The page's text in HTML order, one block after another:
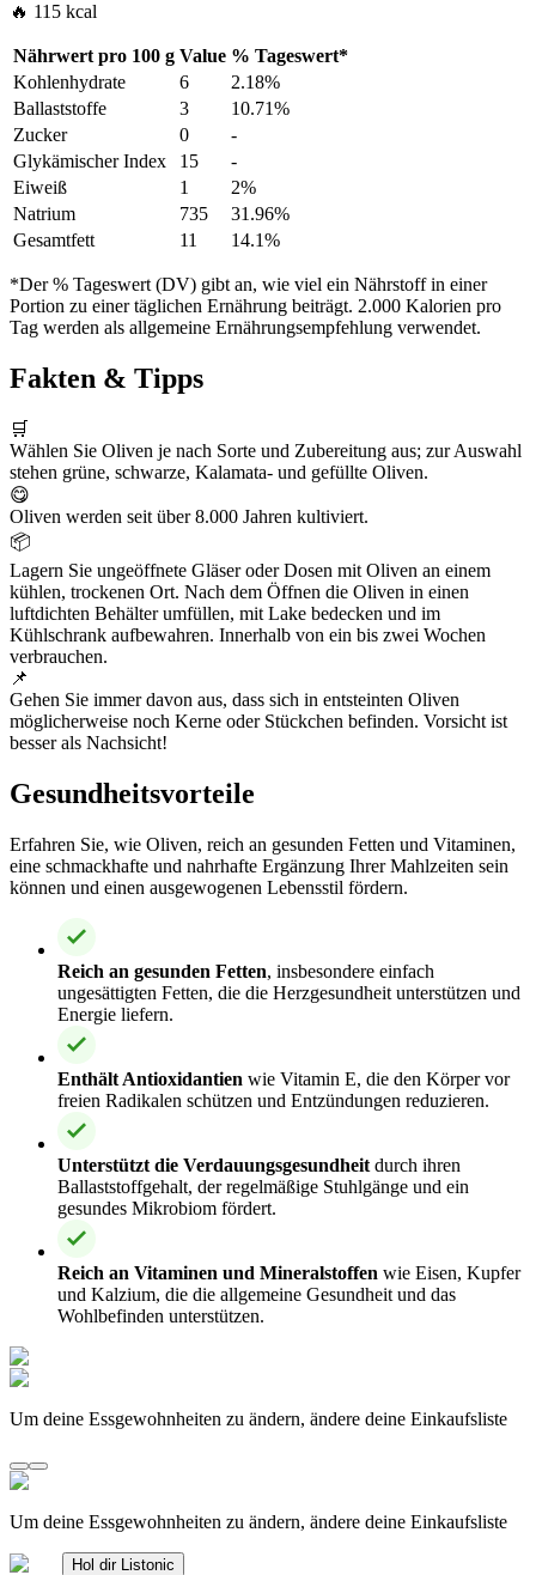
🔥 115 kcal
Nährwert pro 100 g Value % Tageswert*
Kohlenhydrate
6
2.18%
Ballaststoffe
3
10.71%
Zucker
0
-
Glykämischer Index
15
-
Eiweiß
1
2%
Natrium
735
31.96%
Gesamtfett
11 14.1%
*Der % Tageswert (DV) gibt an, wie viel ein Nährstoff in einer
Portion zu einer täglichen Ernährung beiträgt. 2.000 Kalorien pro
Tag werden als allgemeine Ernährungsempfehlung verwendet.
Fakten & Tipps
🛒
Wählen Sie Oliven je nach Sorte und Zubereitung aus; zur Auswahl
stehen grüne, schwarze, Kalamata- und gefüllte Oliven.
😋
Oliven werden seit über 8.000 Jahren kultiviert.
📦
Lagern Sie ungeöffnete Gläser oder Dosen mit Oliven an einem
kühlen, trockenen Ort. Nach dem Öffnen die Oliven in einen
luftdichten Behälter umfüllen, mit Lake bedecken und im
Kühlschrank aufbewahren. Innerhalb von ein bis zwei Wochen
verbrauchen.
📌
Gehen Sie immer davon aus, dass sich in entsteinten Oliven
möglicherweise noch Kerne oder Stückchen befinden. Vorsicht ist
besser als Nachsicht!
Gesundheitsvorteile
Erfahren Sie, wie Oliven, reich an gesunden Fetten und Vitaminen,
eine schmackhafte und nahrhafte Ergänzung Ihrer Mahlzeiten sein
können und einen ausgewogenen Lebensstil fördern.
Reich an gesunden Fetten, insbesondere einfach
ungesättigten Fetten, die die Herzgesundheit unterstützen und
Energie liefern.
Enthält Antioxidantien wie Vitamin E, die den Körper vor
freien Radikalen schützen und Entzündungen reduzieren.
Unterstützt die Verdauungsgesundheit durch ihren
Ballaststoffgehalt, der regelmäßige Stuhlgänge und ein
gesundes Mikrobiom fördert.
Reich an Vitaminen und Mineralstoffen wie Eisen, Kupfer
und Kalzium, die die allgemeine Gesundheit und das
Wohlbefinden unterstützen.
Um deine Essgewohnheiten zu ändern, ändere deine Einkaufsliste
Um deine Essgewohnheiten zu ändern, ändere deine Einkaufsliste
Hol dir Listonic